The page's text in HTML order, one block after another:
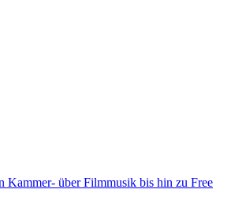
Kammer- über Filmmusik bis hin zu Free